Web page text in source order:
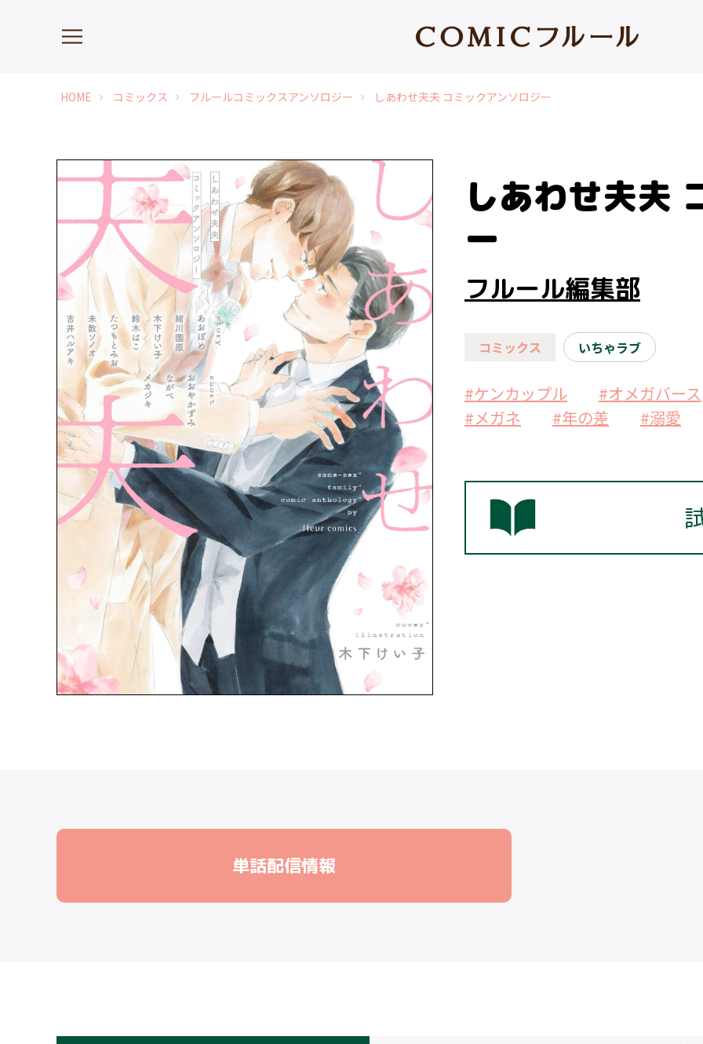
HOME chevron_right コミックス chevron_right フルールコミックスアンソロジー chevron_right しあわせ夫夫 コミックアンソロジー
しあわせ夫夫
ー
フルール編集部
コミックス いちゃラブ
#ケンカップル
#オメガバース
#メガネ
#年の差 #溺愛
単話配信情報